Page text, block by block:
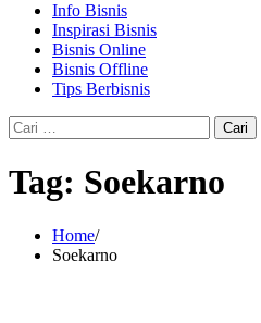
Info Bisnis
Inspirasi Bisnis
Bisnis Online
Bisnis Offline
Tips Berbisnis
Cari
untuk:
Tag: Soekarno
Home
Soekarno